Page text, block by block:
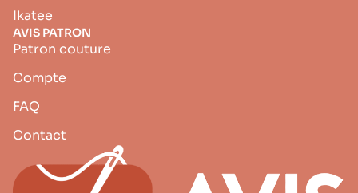
Ikatee
AVIS PATRON
Patron couture
Compte
FAQ
Contact